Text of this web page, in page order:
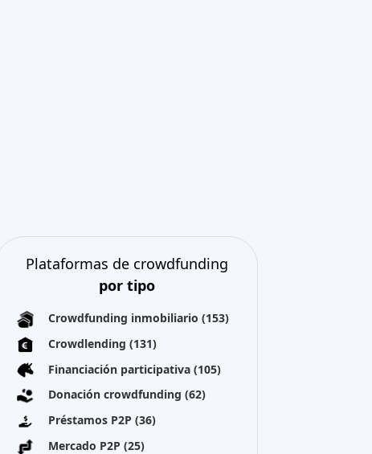
Plataformas de crowdfunding
por tipo
Crowdfunding inmobiliario(153)
Crowdlending(131)
Financiación participativa(105)
Donación crowdfunding(62)
Préstamos P2P(36)
Mercado P2P(25)